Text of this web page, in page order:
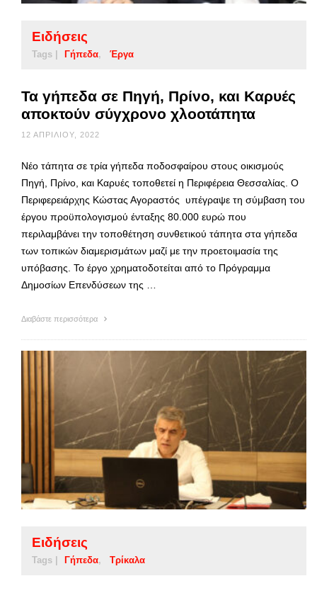
Ειδήσεις
Tags | Γήπεδα Έργα
Τα γήπεδα σε Πηγή, Πρίνο, και Καρυές
αποκτούν σύγχρονο χλοοτάπητα
12 ΑΠΡΙΛΊΟΥ, 2022
Νέο τάπητα σε τρία γήπεδα ποδοσφαίρου στους οικισμούς
Πηγή, Πρίνο, και Καρυές τοποθετεί η Περιφέρεια Θεσσαλίας. Ο
Περιφερειάρχης Κώστας Αγοραστός υπέγραψε τη σύμβαση του
έργου προϋπολογισμού ένταξης 80.000 ευρώ που
περιλαμβάνει την τοποθέτηση συνθετικού τάπητα στα γήπεδα
των τοπικών διαμερισμάτων μαζί με την προετοιμασία της
υπόβασης. Το έργο χρηματοδοτείται από το Πρόγραμμα
Δημοσίων Επενδύσεων της …
Διαβάστε περισσότερα
Ειδήσεις
Tags | Γήπεδα Τρίκαλα